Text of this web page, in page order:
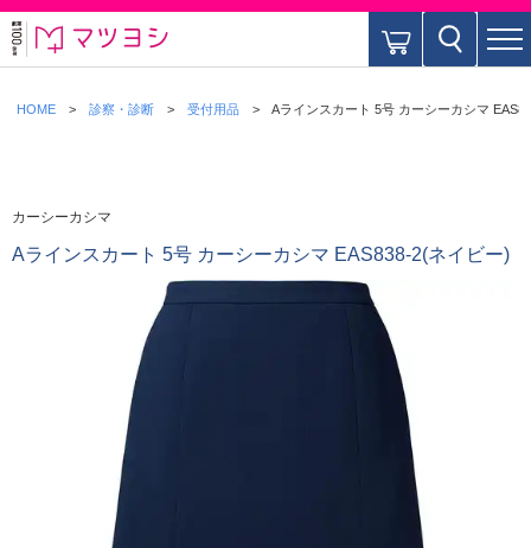
HOME 診察・診断 受付用品 Aラインスカート 5号 カーシーカシマ
カーシーカシマ
Aラインスカート 5号 カーシーカシマ EAS838-2(ネイビー)